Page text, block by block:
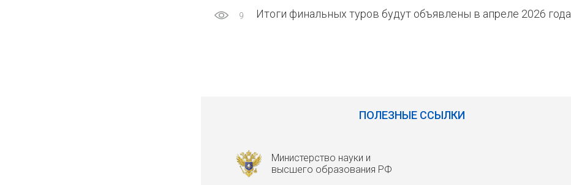
Итоги финальных туров будут объявлены в апреле 2026 года
9
ПОЛЕЗНЫЕ ССЫЛКИ
Министерство науки и
высшего образования РФ